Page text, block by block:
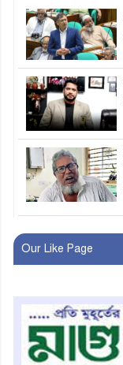
Our Like Page